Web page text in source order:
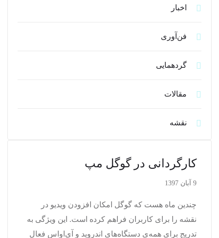
اخبار
فن‌آوری
گردهمایی
مقالات
نقشه
کارگردانی در گوگل مپ
9 آبان 1397
چندین ماه هست که گوگل امکان افزودن ویدیو در
نقشه را برای کاربران فراهم کرده است. این ویژگی به
تدریج برای همه‌ی دستگاه‌های اندروید و آی‌اواس فعال